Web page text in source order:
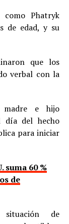
como Phatryk
de edad, y su
que los
verbal con la
madre e hijo
día del hecho
para iniciar
suma 60 %
de
situación de